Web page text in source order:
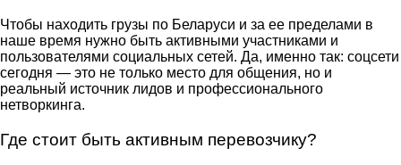
Чтобы находить грузы по Беларуси и за ее пределами в
наше время нужно быть активными участниками и
пользователями социальных сетей. Да, именно так: соцсети
сегодня — это не только место для общения, но и
реальный источник лидов и профессионального
нетворкинга.
Где стоит быть активным перевозчику?